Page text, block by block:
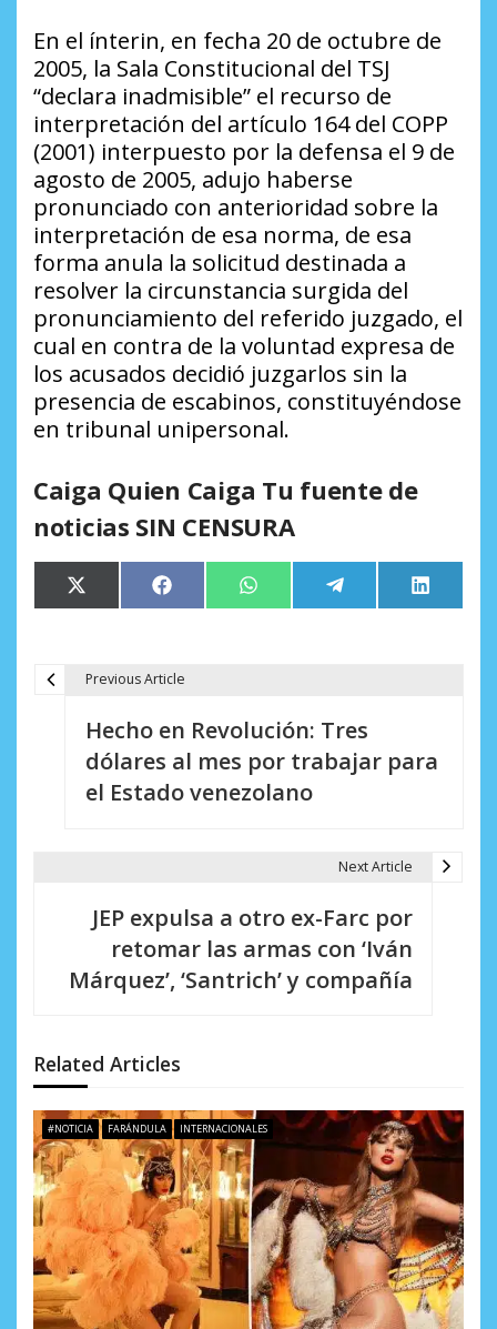
En el ínterin, en fecha 20 de octubre de
2005, la Sala Constitucional del TSJ
“declara inadmisible” el recurso de
interpretación del artículo 164 del COPP
(2001) interpuesto por la defensa el 9 de
agosto de 2005, adujo haberse
pronunciado con anterioridad sobre la
interpretación de esa norma, de esa
forma anula la solicitud destinada a
resolver la circunstancia surgida del
pronunciamiento del referido juzgado, el
cual en contra de la voluntad expresa de
los acusados decidió juzgarlos sin la
presencia de escabinos, constituyéndose
en tribunal unipersonal.
Caiga Quien Caiga Tu fuente de
noticias SIN CENSURA
Compartir
en
X
(Twitter)
Compartir
en
Facebook Compartir
en
WhatsApp Compartir
en
Telegram
en
LinkedIn
n
d
e
e
n
t
r
Previous Article
Hecho en Revolución: Tres
dólares al mes por trabajar para
el Estado venezolano
Next Article
JEP expulsa a otro ex-Farc por
retomar las armas con ‘Iván
Márquez’, ‘Santrich’ y compañía
Related Articles
#NOTICIA FARÁNDULA INTERNACIONALES